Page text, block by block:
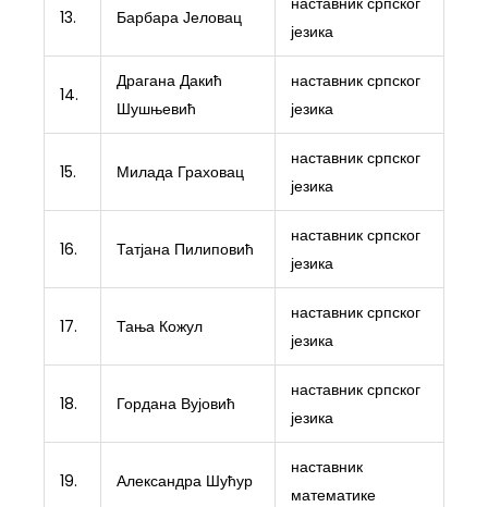
13. Барбара Јеловац
језика
14.
Драгана Дакић
Шушњевић
наставник српског
језика
15. Милада Граховац
наставник српског
језика
16. Татјана Пилиповић
наставник српског
језика
17. Тања Кожул
наставник српског
језика
18. Гордана Вујовић
наставник српског
језика
19. Александра Шућур
наставник
математике